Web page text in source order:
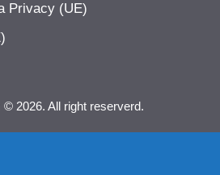
Privacy (UE)
© 2026. All right reserverd.